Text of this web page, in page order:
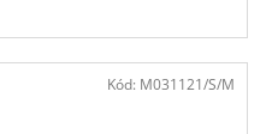
Kód: M031121/S/M